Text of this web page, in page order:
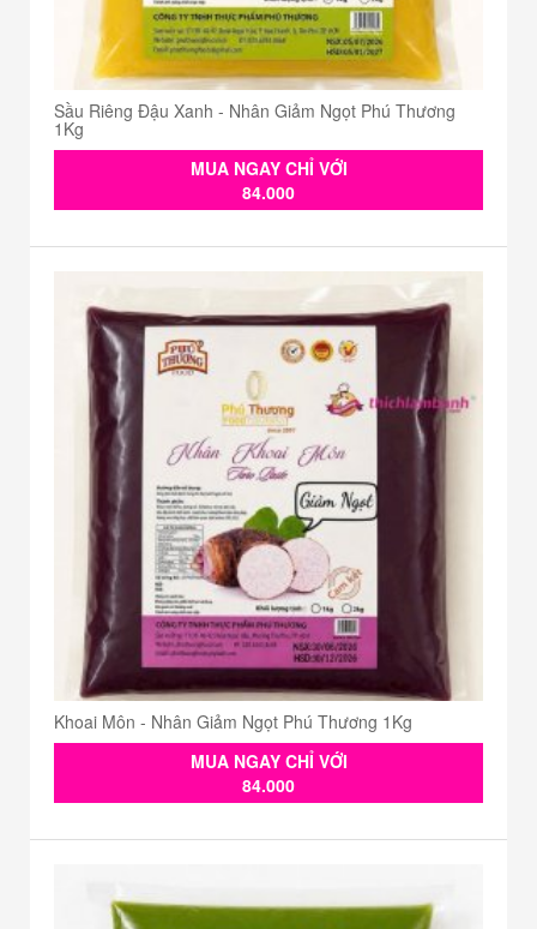
Sầu Riêng Đậu Xanh - Nhân Giảm Ngọt Phú Thương
1Kg
MUA NGAY CHỈ VỚI
84.000
Khoai Môn - Nhân Giảm Ngọt Phú Thương 1Kg
MUA NGAY CHỈ VỚI
84.000